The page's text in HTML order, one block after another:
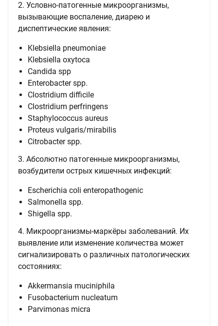
2. Условно-патогенные микроорганизмы,
вызывающие воспаление, диарею и
диспептические явления:
Klebsiella pneumoniae
Klebsiella oxytoca
Candida spp
Enterobacter spp.
Clostridium difficile
Clostridium perfringens
Staphylococcus aureus
Proteus vulgaris/mirabilis
Citrobacter spp.
3. Абсолютно патогенные микроорганизмы,
возбудители острых кишечных инфекций:
Escherichia coli enteropathogenic
Salmonella spp.
Shigella spp.
4. Микроорганизмы-маркёры заболеваний. Их
выявление или изменение количества может
сигнализировать о различных патологических
состояниях:
Akkermansia muciniphila
Fusobacterium nucleatum
Parvimonas micra